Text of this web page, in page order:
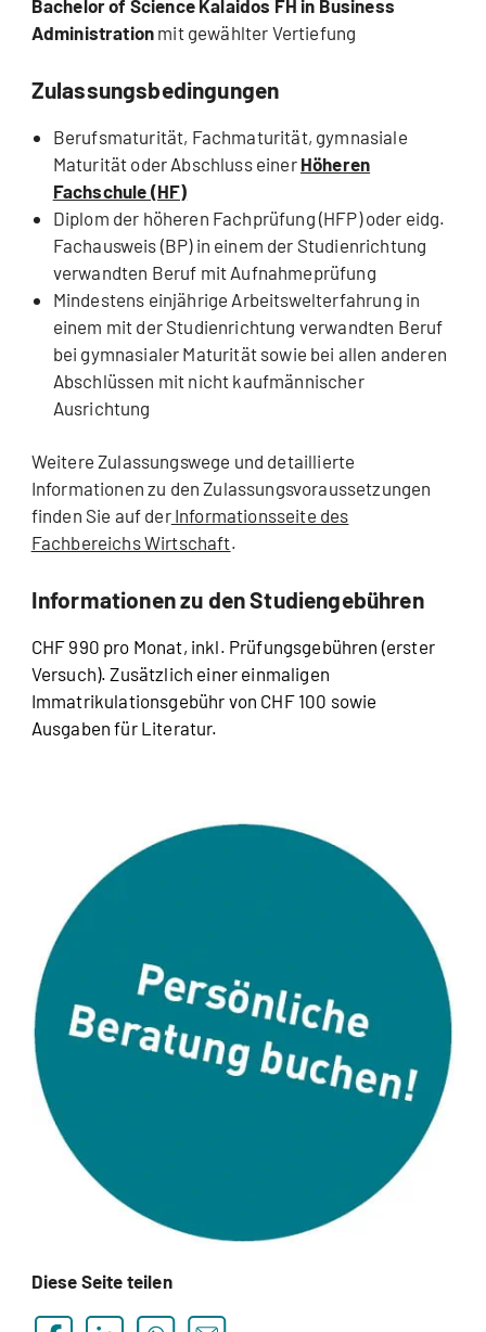
Bachelor of Science Kalaidos FH in Business
Administration mit gewählter Vertiefung
Zulassungsbedingungen
Berufsmaturität, Fachmaturität, gymnasiale
Maturität oder Abschluss einer Höheren
Fachschule (HF)
Diplom der höheren Fachprüfung (HFP) oder eidg.
Fachausweis (BP) in einem der Studienrichtung
verwandten Beruf mit Aufnahmeprüfung
Mindestens einjährige Arbeitswelterfahrung in
einem mit der Studienrichtung verwandten Beruf
bei gymnasialer Maturität sowie bei allen anderen
Abschlüssen mit nicht kaufmännischer
Ausrichtung
Weitere Zulassungswege und detaillierte
Informationen zu den Zulassungsvoraussetzungen
finden Sie auf derInformationsseite des
Fachbereichs Wirtschaft.
Informationen zu den Studiengebühren
CHF 990 pro Monat, inkl. Prüfungsgebühren (erster
Versuch). Zusätzlich einer einmaligen
Immatrikulationsgebühr von CHF 100 sowie
Ausgaben für Literatur.
Diese Seite teilen